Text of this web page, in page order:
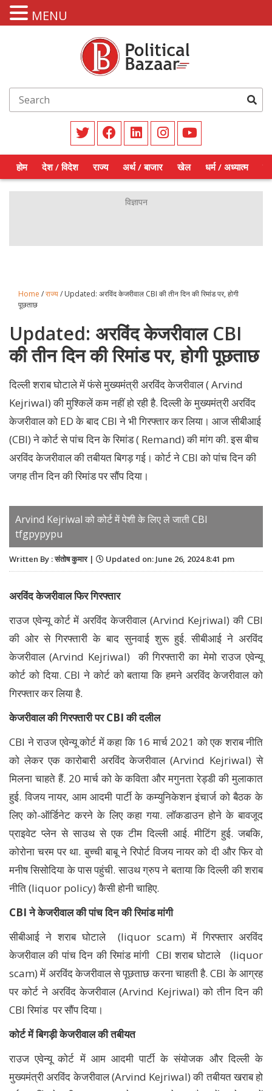
होम देश / विदेश राज्य अर्थ / बाजार खेल धर्म / अध्यात्म
Home /राज्य/ Updated: अरविंद केजरीवाल CBI की तीन दिन की रिमांड पर, होगी
पूछताछ
Updated: अरविंद केजरीवाल CBI
की तीन दिन की रिमांड पर, होगी पूछताछ
दिल्ली शराब घोटाले में फंसे मुख्यमंत्री अरविंद केजरीवाल ( Arvind
Kejriwal) की मुश्किलें कम नहीं हो रही है. दिल्ली के मुख्यमंत्री अरविंद
केजरीवाल को ED के बाद CBI ने भी गिरफ्तार कर लिया। आज सीबीआई
(CBI) ने कोर्ट से पांच दिन के रिमांड ( Remand) की मांग की. इस बीच
अरविंद केजरीवाल की तबीयत बिगड़ गई। कोर्ट ने CBI को पांच दिन की
जगह तीन दिन की रिमांड पर सौंप दिया।
Arvind Kejriwal को कोर्ट में पेशी के लिए ले जाती CBI
tfgpypypu
Written By : संतोष कुमार | Updated on: June 26, 2024 8:41 pm
अरविंद केजरीवाल फिर गिरफ्तार
राउज एवेन्यू कोर्ट में अरविंद केजरीवाल (Arvind Kejriwal) की CBI
की ओर से गिरफ्तारी के बाद सुनवाई शुरू हुई. सीबीआई ने अरविंद
केजरीवाल (Arvind Kejriwal) की गिरफ्तारी का मेमो राउज एवेन्यू
कोर्ट को दिया. CBI ने कोर्ट को बताया कि हमने अरविंद केजरीवाल को
गिरफ्तार कर लिया है.
केजरीवाल की गिरफ्तारी पर CBI की दलील
CBI ने राउज एवेन्यू कोर्ट में कहा कि 16 मार्च 2021 को एक शराब नीति
को लेकर एक कारोबारी अरविंद केजरीवाल (Arvind Kejriwal) से
मिलना चाहते हैं. 20 मार्च को के कविता और मगुनता रेड्डी की मुलाकात
हुई. विजय नायर, आम आदमी पार्टी के कम्युनिकेशन इंचार्ज को बैठक के
लिए को-ऑर्डिनेट करने के लिए कहा गया. लॉकडाउन होने के बावजूद
प्राइवेट प्लेन से साउथ से एक टीम दिल्ली आई. मीटिंग हुई. जबकि,
कोरोना चरम पर था. बुच्ची बाबू ने रिपोर्ट विजय नायर को दी और फिर वो
मनीष सिसोदिया के पास पहुंची. साउथ ग्रुप ने बताया कि दिल्ली की शराब
नीति (liquor policy) कैसी होनी चाहिए.
CBI ने केजरीवाल की पांच दिन की रिमांड मांगी
सीबीआई ने शराब घोटाले (liquor scam) में गिरफ्तार अरविंद
केजरीवाल की पांच दिन की रिमांड मांगी CBI शराब घोटाले (liquor
scam) में अरविंद केजरीवाल से पूछताछ करना चाहती है. CBI के आग्रह
पर कोर्ट ने अरविंद केजरीवाल (Arvind Kejriwal) को तीन दिन की
CBI रिमांड पर सौंप दिया।
कोर्ट में बिगड़ी केजरीवाल की तबीयत
राउज एवेन्यू कोर्ट में आम आदमी पार्टी के संयोजक और दिल्ली के
मुख्यमंत्री अरविंद केजरीवाल (Arvind Kejriwal) की तबीयत खराब हो
MENU